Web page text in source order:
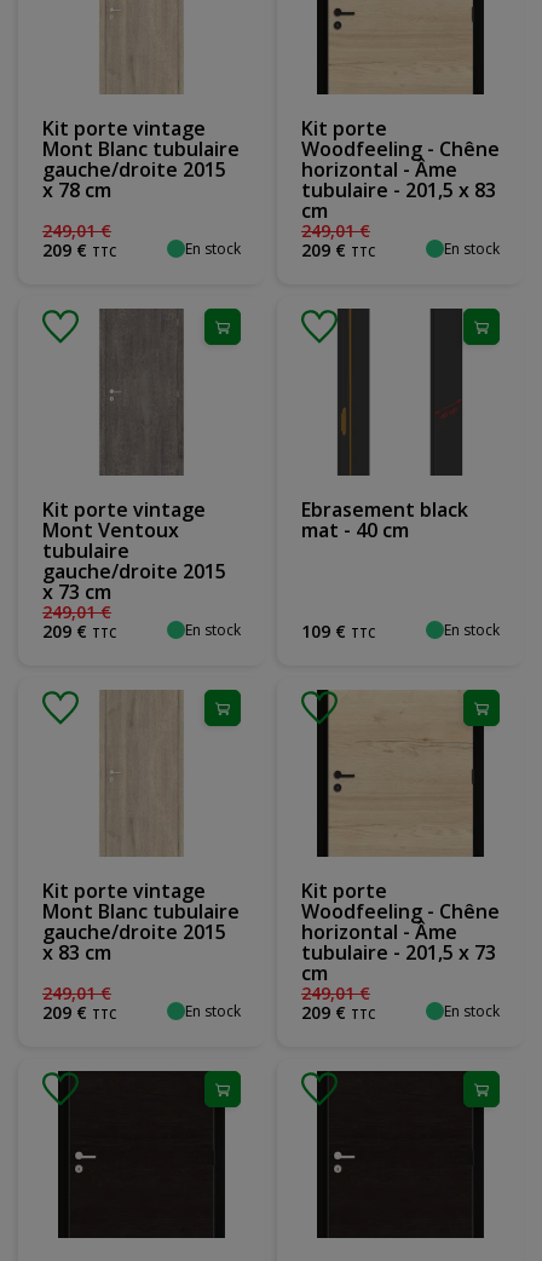
Kit porte vintage
Mont Blanc tubulaire
gauche/droite 2015
x 78 cm
249,01€
209 € TTC En stock
Kit porte
Woodfeeling - Chêne
horizontal - Âme
tubulaire - 201,5 x 83
cm
249,01€
209 € TTC En stock
Kit porte vintage
Mont Ventoux
tubulaire
gauche/droite 2015
x 73 cm
249,01€
209 € TTC En stock
Ebrasement black
mat - 40 cm
109 € TTC En stock
Kit porte vintage
Mont Blanc tubulaire
gauche/droite 2015
x 83 cm
249,01€
209 € TTC En stock
Kit porte
Woodfeeling - Chêne
horizontal - Âme
tubulaire - 201,5 x 73
cm
249,01€
209 € TTC En stock